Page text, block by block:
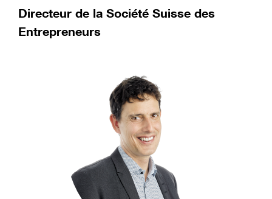
Directeur de la Société Suisse des
Entrepreneurs